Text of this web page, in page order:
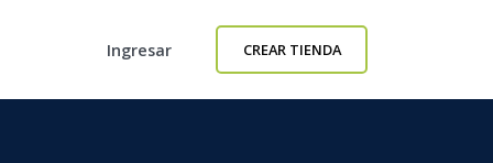
Ingresar CREAR TIENDA